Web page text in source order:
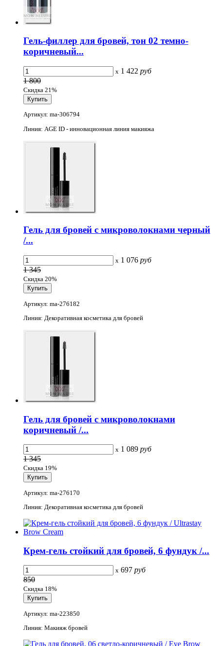
Гель-филлер для бровей, тон 02 темно-
коричневый...
x 1 422 руб
1 800
Скидка 21%
Артикул: ma-306794
Линия: AGE ID - инновационная линия макияжа
Гель для бровей с микроволокнами черный
/...
x 1 076 руб
1 345
Скидка 20%
Артикул: ma-276182
Линия: Декоративная косметика для бровей
Гель для бровей с микроволокнами
коричневый /...
x 1 089 руб
1 345
Скидка 19%
Артикул: ma-276170
Линия: Декоративная косметика для бровей
Крем-гель стойкий для бровей, 6 фундук /...
x 697 руб
850
Скидка 18%
Артикул: ma-223850
Линия: Макияж бровей